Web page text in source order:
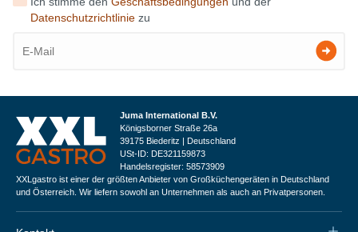
Datenschutzrichtlinie zu
Juma International B.V.
Königsborner Straße 26a
39175 Biederitz | Deutschland
USt-ID: DE321159873
Handelsregister: 58573909
XXLgastro ist einer der größten Anbieter von Großküchengeräten in Deutschland
und Österreich. Wir liefern sowohl an Unternehmen als auch an Privatpersonen.